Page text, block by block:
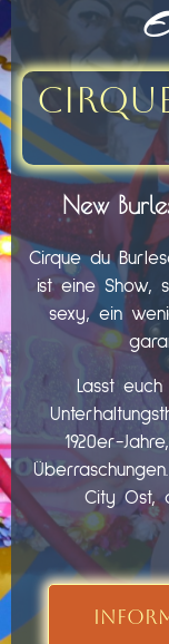
New
Cirque du
ist eine Show,
sexy, ein
Lasst
1920er-
City Ost,